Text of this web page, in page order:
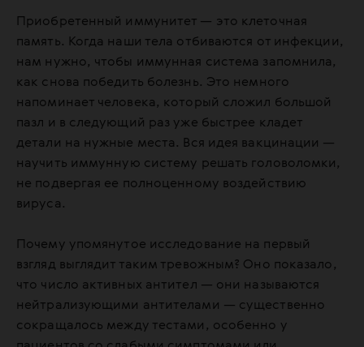
Приобретенный иммунитет — это клеточная
память. Когда наши тела отбиваются от инфекции,
нам нужно, чтобы иммунная система запомнила,
как снова победить болезнь. Это немного
напоминает человека, который сложил большой
пазл и в следующий раз уже быстрее кладет
детали на нужные места. Вся идея вакцинации —
научить иммунную систему решать головоломки,
не подвергая ее полноценному воздействию
вируса.
Почему упомянутое исследование на первый
взгляд выглядит таким тревожным? Оно показало,
что число активных антител — они называются
нейтрализующими антителами — существенно
сокращалось между тестами, особенно у